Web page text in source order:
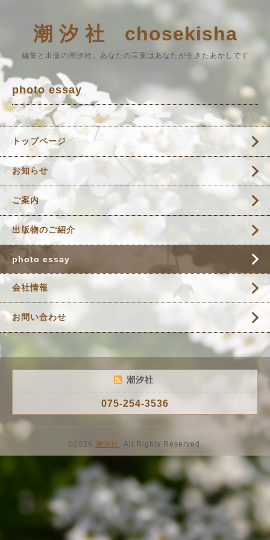
潮 汐 社 chosekisha
編集と出版の潮汐社。あなたの言葉はあなたが生きたあかしです
photo essay
トップページ
お知らせ
ご案内
出版物のご紹介
photo essay
会社情報
お問い合わせ
潮汐社
075-254-3536
©2026 潮汐社 . All Rights Reserved.